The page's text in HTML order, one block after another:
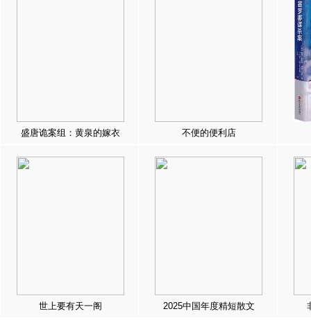
盛唐诡案组：黄泉的嫁衣 不便的便利店
世上要有天一阁 2025中国年度精短散文